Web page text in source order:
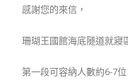
感謝您的來信，
珊瑚王國館海底隧道就寢
第一段可容納人數約6-7